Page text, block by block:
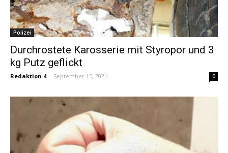
Polizei
Durchrostete Karosserie mit Styropor und 3
kg Putz geflickt
Redaktion 4 - September 15, 2021 0